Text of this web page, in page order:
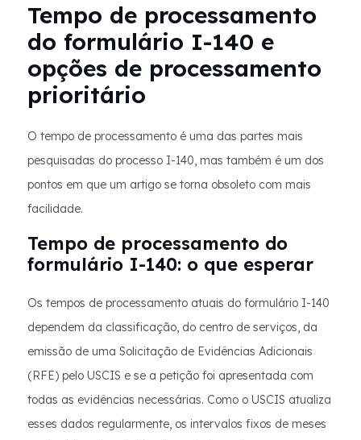
Tempo de processamento
do formulário I-140 e
opções de processamento
prioritário
O tempo de processamento é uma das partes mais
pesquisadas do processo I-140, mas também é um dos
pontos em que um artigo se torna obsoleto com mais
facilidade.
Tempo de processamento do
formulário I-140: o que esperar
Os tempos de processamento atuais do formulário I-140
dependem da classificação, do centro de serviços, da
emissão de uma Solicitação de Evidências Adicionais
(RFE) pelo USCIS e se a petição foi apresentada com
todas as evidências necessárias. Como o USCIS atualiza
esses dados regularmente, os intervalos fixos de meses